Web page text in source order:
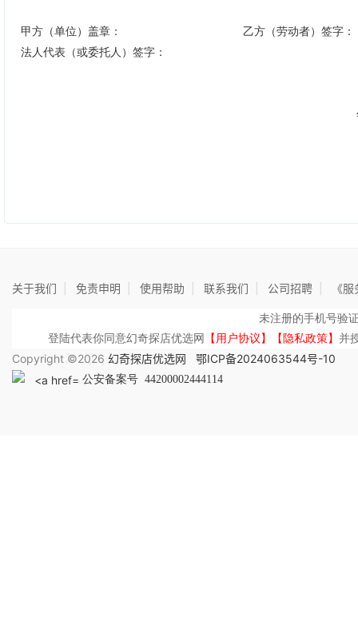
甲方（单位）盖章：
乙方（劳动者）签字：
法人代表（或委托人）签字：
关于我们 免责申明 使用帮助 联系我们 公司招聘 《
未注册的手机号验
登陆代表你同意幻奇探店优选网
【用户协议】【隐私政策】 并
Copyright ©2026 幻奇探店优选网 鄂ICP备2024063544号-10
公安备案号 44200002444114